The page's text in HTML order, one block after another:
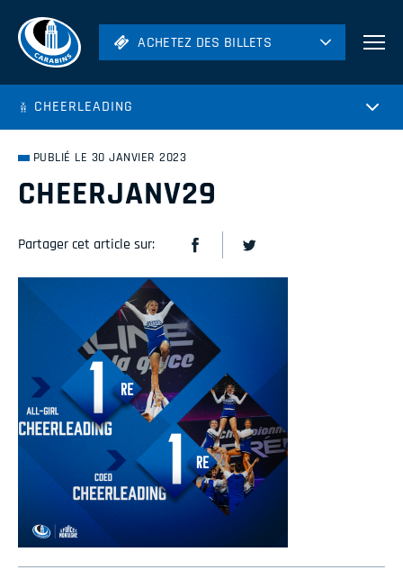
ACHETEZ DES BILLETS
Hockey
ACHETEZ DES BILLETS
CHEERLEADING
PUBLIÉ LE 30 JANVIER 2023
CHEERJANV29
Partager cet article sur: